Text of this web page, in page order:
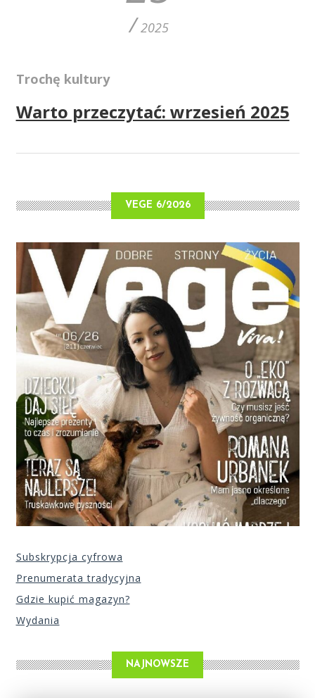
/ 2025
Trochę kultury
Warto przeczytać: wrzesień 2025
VEGE 6/2026
Subskrypcja cyfrowa
Prenumerata tradycyjna
Gdzie kupić magazyn?
Wydania
NAJNOWSZE